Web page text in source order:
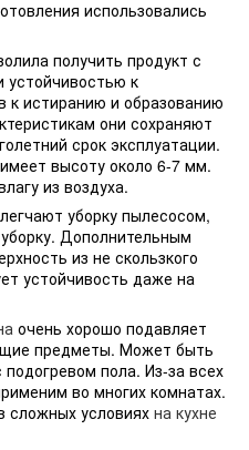
использовались
получить продукт с
устойчивостью к
к истиранию и образованию
они сохраняют
срок эксплуатации.
высоту около 6-7 мм.
из воздуха.
уборку пылесосом,
Дополнительным
из не скользкого
устойчивость даже на
очень хорошо подавляет
предметы. Может быть
пола. Из-за всех
во многих комнатах.
сложных условиях на кухне